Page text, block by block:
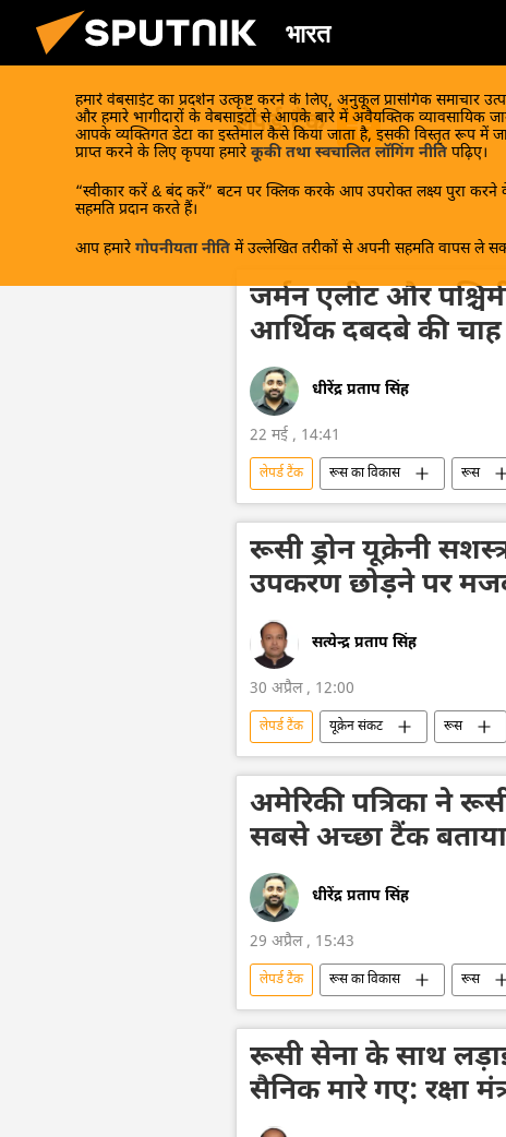
भारत
हमारे वेबसाईट का प्रदर्शन उत्कृष्ट करने के लिए, अनुकूल प्रासंगिक समाचार
और हमारे भागीदारों के वेबसाइटों से आपके बारे में अवैयक्तिक व्यावसायिक
आपके व्यक्तिगत डेटा का इस्तेमाल कैसे किया जाता है, इसकी विस्तृत रूप में
प्राप्त करने के लिए कृपया हमारे कूकी तथा स्वचालित लॉगिंग नीति पढ़िए।
“स्वीकार करें & बंद करें” बटन पर क्लिक करके आप उपरोक्त लक्ष्य पुरा
सहमति प्रदान करते हैं।
आप हमारे गोपनीयता नीति में उल्लेखित तरीकों से अपनी सहमति वापस ले
लेपर्ड टैंक
जर्मन एलीट और
आर्थिक दबदबे की चाह
धीरेंद्र प्रताप सिंह
22 मई , 14:41
लेपर्ड टैंक रूस का विकास रूस
पश्चिमीकरण
नाटो
रूसी ड्रोन यूक्रेनी
उपकरण छोड़ने पर
सत्येन्द्र प्रताप सिंह
30 अप्रैल , 12:00
लेपर्ड टैंक यूक्रेन संकट रूस
वायु रक्षा
रक्षा-पंक्ति रक्षा
अमेरिकी पत्रिका ने
सबसे अच्छा टैंक बताया
धीरेंद्र प्रताप सिंह
29 अप्रैल , 15:43
लेपर्ड टैंक रूस का विकास रूस
विशेष सैन्य अभियान
सैन्य प्रौद्योगिकी
रूसी सेना
डिफेंस
रूसी सेना के साथ
सैनिक मारे गए: रक्षा